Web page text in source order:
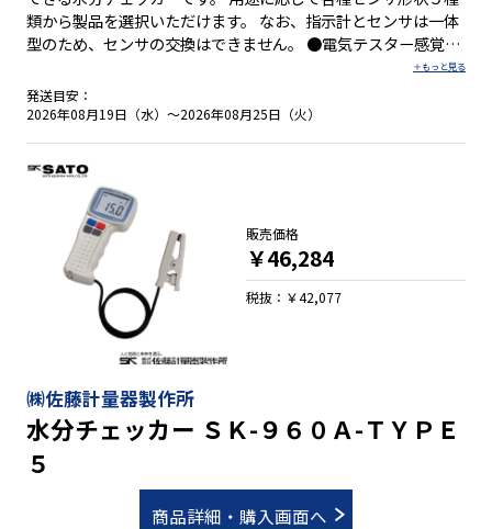
類から製品を選択いただけます。 なお、指示計とセンサは一体
型のため、センサの交換はできません。 ●電気テスター感覚で
簡単水分チェック ●簡単。センサを試料にあてるだけ ●速い。
スイッチを押すだけで測定完了 ●正確。標準レンジの他に7つ
のユーザーズレンジ機能 ●平均値も表示可能
発送目安：
2026年08月19日（水）～2026年08月25日（火）
㈱佐藤計量器製作所
水分チェッカー ＳＫ-９６０Ａ-ＴＹＰＥ
５
商品詳細・購入画面へ
販売価格
￥46,284
税抜：￥42,077